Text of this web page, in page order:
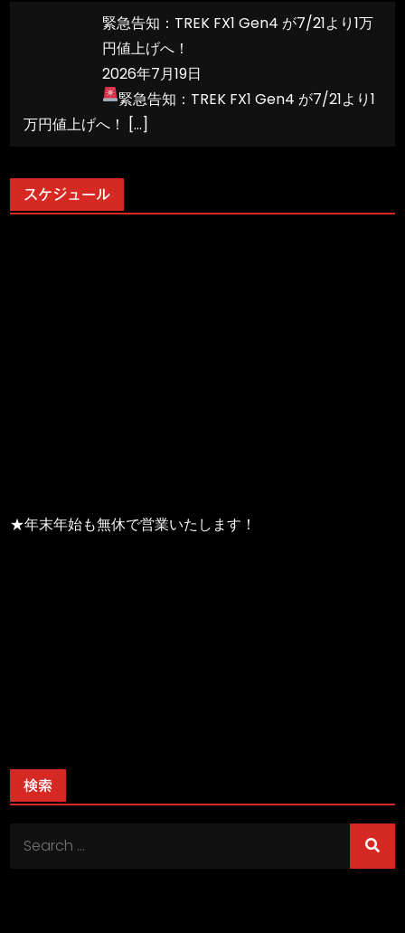
緊急告知：TREK FX1 Gen4 が7/21より1万
円値上げへ！
2026年7月19日
緊急告知：TREK FX1 Gen4 が7/21より1
万円値上げへ！
[…]
スケジュール
★年末年始も無休で営業いたします！
検索